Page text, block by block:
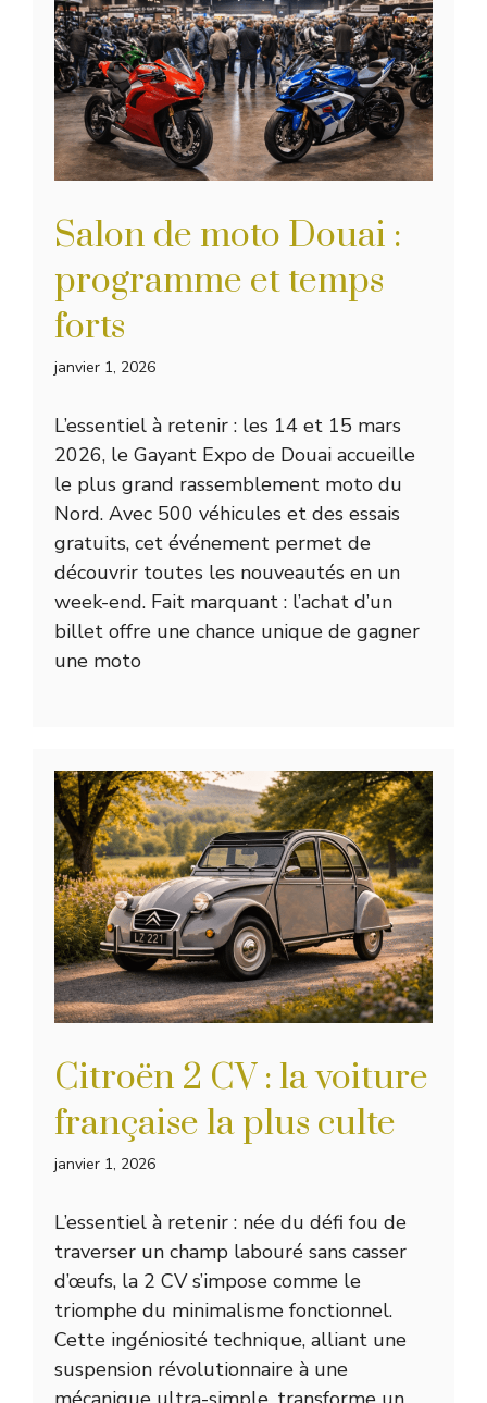
Salon de moto Douai :
programme et temps
forts
janvier 1, 2026
L’essentiel à retenir : les 14 et 15 mars
2026, le Gayant Expo de Douai accueille
le plus grand rassemblement moto du
Nord. Avec 500 véhicules et des essais
gratuits, cet événement permet de
découvrir toutes les nouveautés en un
week-end. Fait marquant : l’achat d’un
billet offre une chance unique de gagner
une moto
Citroën 2 CV : la voiture
française la plus culte
janvier 1, 2026
L’essentiel à retenir : née du défi fou de
traverser un champ labouré sans casser
d’œufs, la 2 CV s’impose comme le
triomphe du minimalisme fonctionnel.
Cette ingéniosité technique, alliant une
suspension révolutionnaire à une